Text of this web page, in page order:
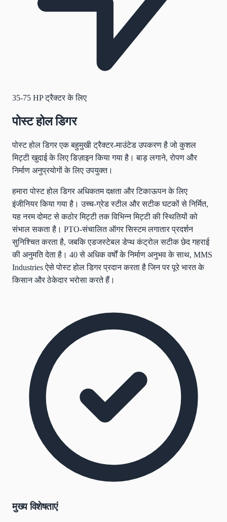
35-75 HP ट्रैक्टर के लिए
पोस्ट होल डिगर
पोस्ट होल डिगर एक बहुमुखी ट्रैक्टर-माउंटेड उपकरण है जो कुशल
मिट्टी खुदाई के लिए डिज़ाइन किया गया है। बाड़ लगाने, रोपण और
निर्माण अनुप्रयोगों के लिए उपयुक्त।
हमारा पोस्ट होल डिगर अधिकतम दक्षता और टिकाऊपन के लिए
इंजीनियर किया गया है। उच्च-ग्रेड स्टील और सटीक घटकों से निर्मित,
यह नरम दोमट से कठोर मिट्टी तक विभिन्न मिट्टी की स्थितियों को
संभाल सकता है। PTO-संचालित ऑगर सिस्टम लगातार प्रदर्शन
सुनिश्चित करता है, जबकि एडजस्टेबल डेप्थ कंट्रोल सटीक छेद गहराई
की अनुमति देता है। 40 से अधिक वर्षों के निर्माण अनुभव के साथ, MMS
Industries ऐसे पोस्ट होल डिगर प्रदान करता है जिन पर पूरे भारत के
किसान और ठेकेदार भरोसा करते हैं।
मुख्य विशेषताएं